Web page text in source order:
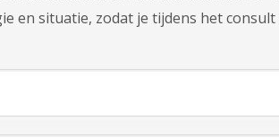
en situatie, zodat je tijdens het